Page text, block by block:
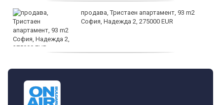
продава, Тристаен апартамент, 93 m2
София, Надежда 2, 275000 EUR